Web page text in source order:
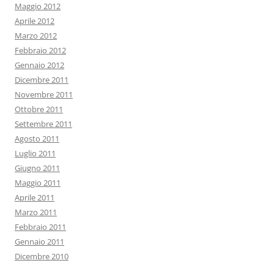
Maggio 2012
Aprile 2012
Marzo 2012
Febbraio 2012
Gennaio 2012
Dicembre 2011
Novembre 2011
Ottobre 2011
Settembre 2011
Agosto 2011
Luglio 2011
Giugno 2011
Maggio 2011
Aprile 2011
Marzo 2011
Febbraio 2011
Gennaio 2011
Dicembre 2010